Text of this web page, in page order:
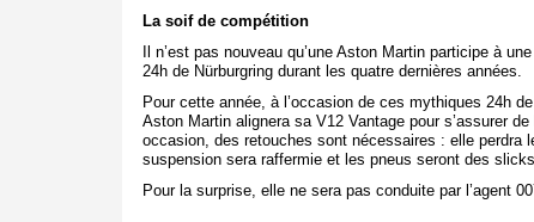
La soif de compétition
Il n’est pas nouveau qu’une Aston Martin participe à
24h de Nürburgring durant les quatre dernières années.
Pour cette année, à l’occasion de ces mythiques 24h
Aston Martin alignera sa V12 Vantage pour s’assurer
occasion, des retouches sont nécessaires : elle perdra
suspension sera raffermie et les pneus seront des
Pour la surprise, elle ne sera pas conduite par l’agent